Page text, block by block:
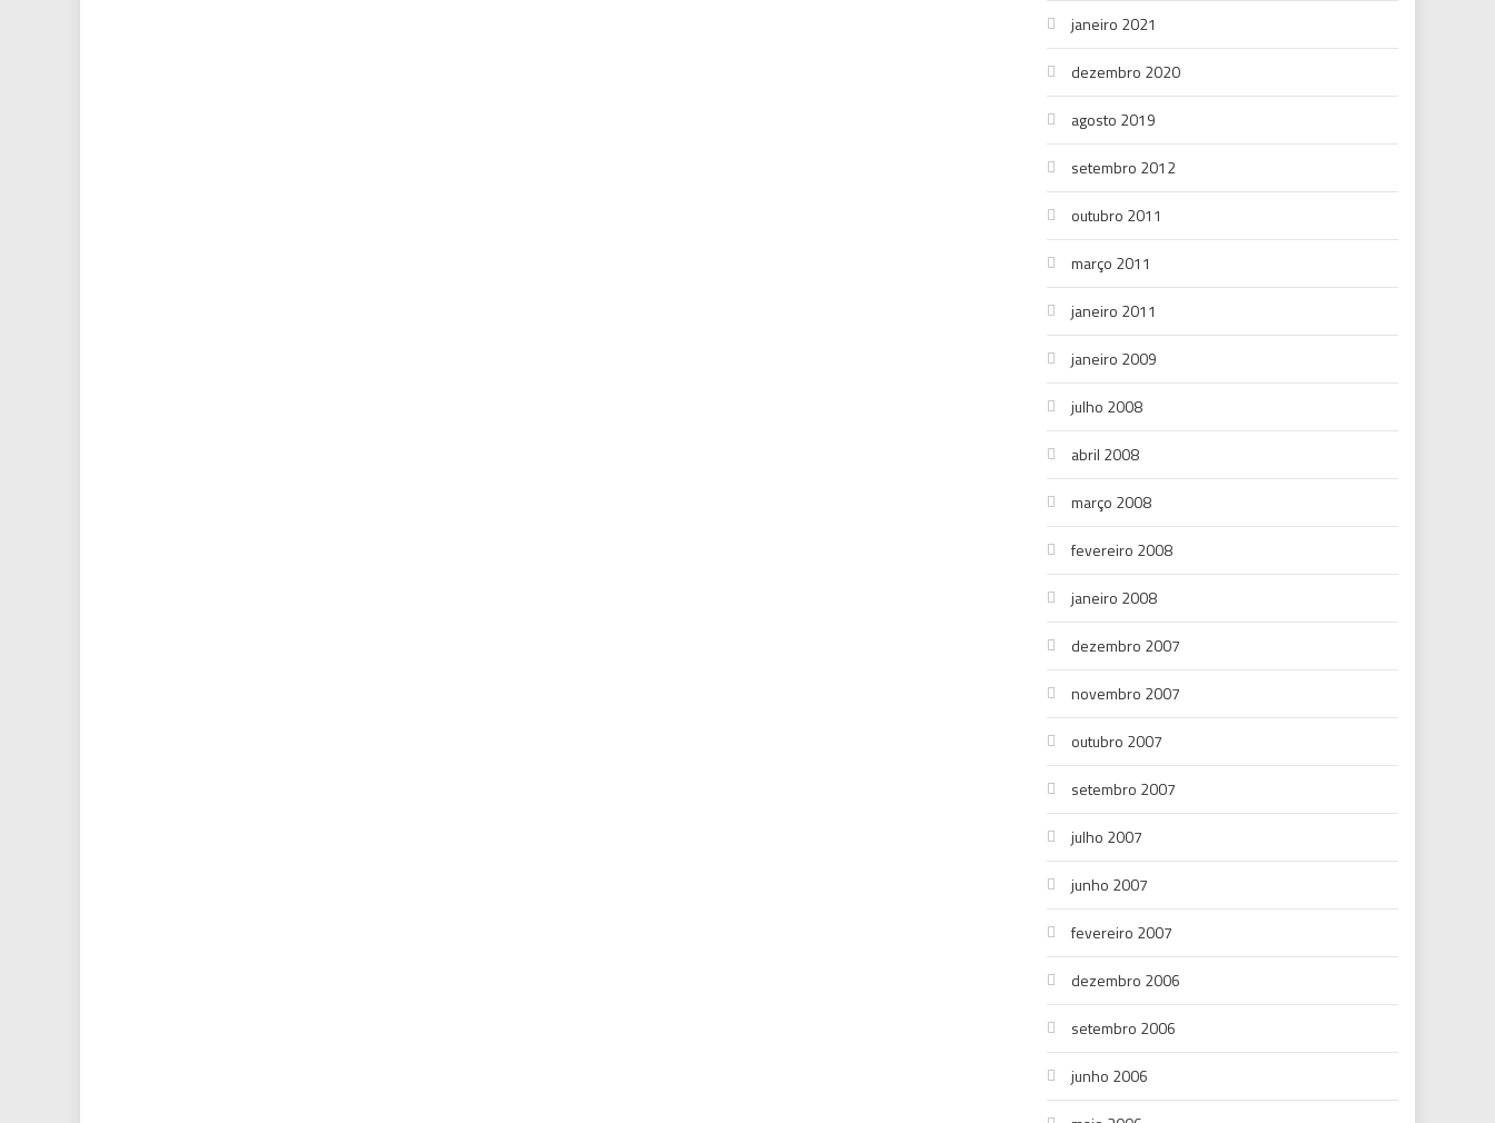
janeiro 2021
dezembro 2020
agosto 2019
setembro 2012
outubro 2011
março 2011
janeiro 2011
janeiro 2009
julho 2008
abril 2008
março 2008
fevereiro 2008
janeiro 2008
dezembro 2007
novembro 2007
outubro 2007
setembro 2007
julho 2007
junho 2007
fevereiro 2007
dezembro 2006
setembro 2006
junho 2006